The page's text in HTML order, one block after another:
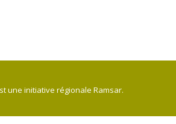
une initiative régionale Ramsar.